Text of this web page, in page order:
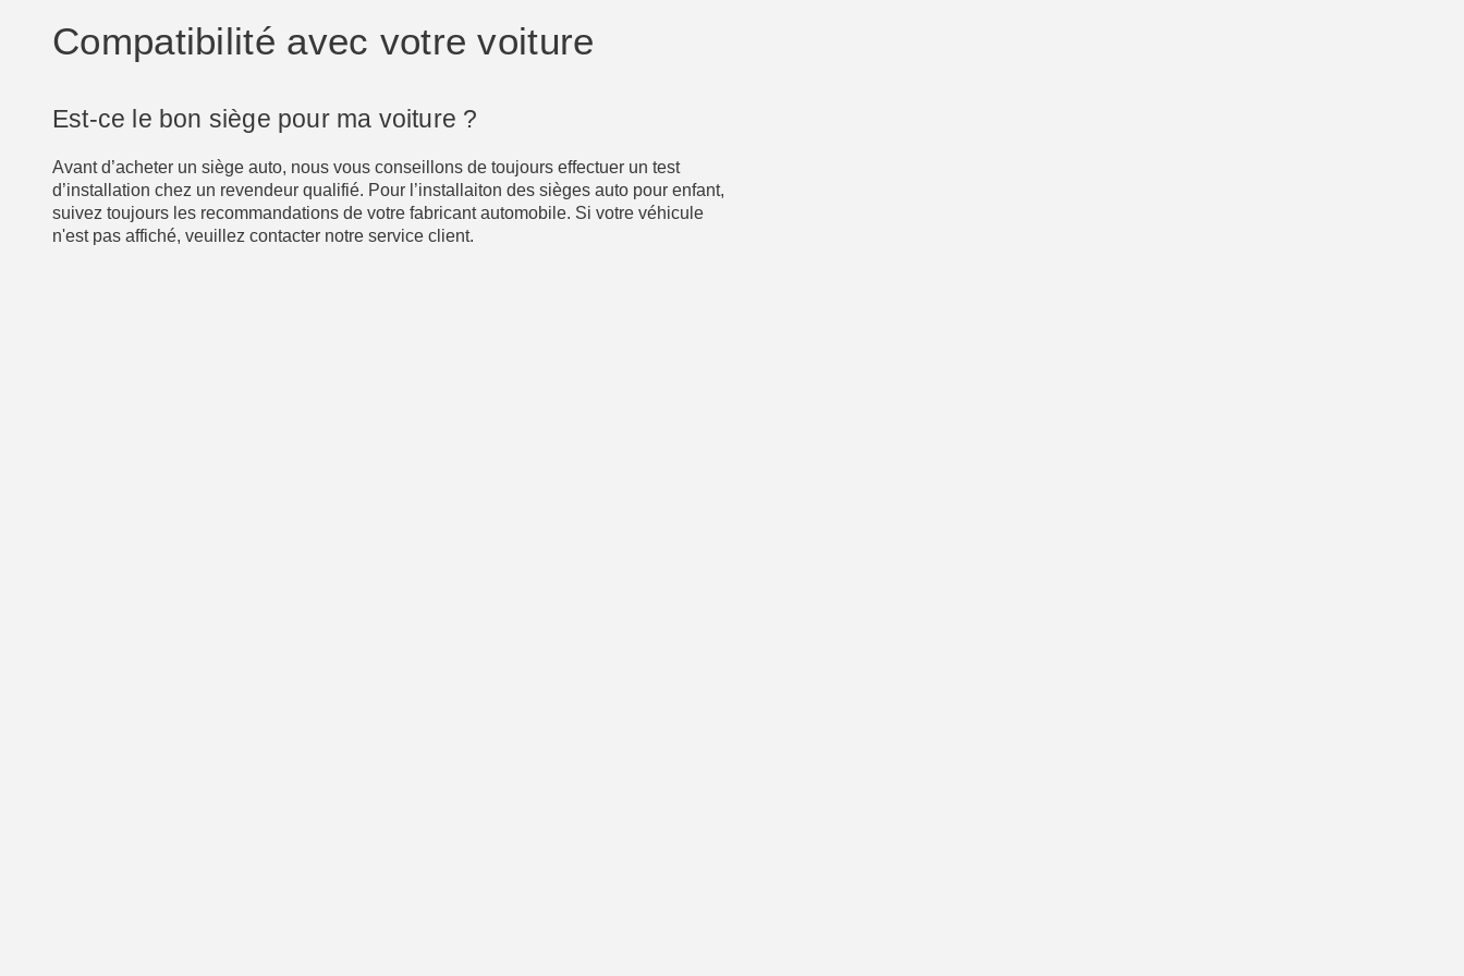
Compatibilité avec votre voiture
Est-ce le bon siège pour ma voiture ?
Avant d’acheter un siège auto, nous vous conseillons de toujours effectuer un test
d’installation chez un revendeur qualifié. Pour l’installaiton des sièges auto pour enfant,
suivez toujours les recommandations de votre fabricant automobile. Si votre véhicule
n'est pas affiché, veuillez contacter notre service client.